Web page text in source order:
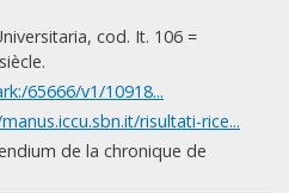
cod. It. 106 =
65666/v1/10918...
risultati-rice...
de la chronique de